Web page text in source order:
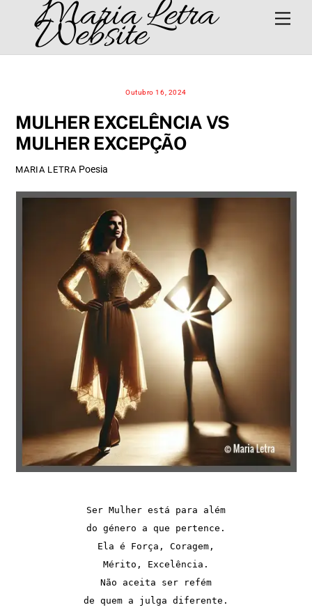
content
Maria Letra
Website
Outubro 16, 2024
MULHER EXCELÊNCIA VS
MULHER EXCEPÇÃO
MARIA LETRA Poesia
Ser Mulher está para além
do género a que pertence.
Ela é Força, Coragem,
Mérito, Excelência.
Não aceita ser refém
de quem a julga diferente.